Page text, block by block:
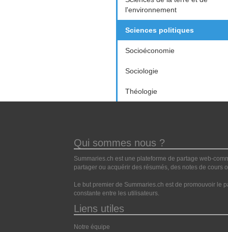
l'environnement
Sciences politiques
Socioéconomie
Sociologie
Théologie
Qui sommes nous ?
Summaries.ch est une plateforme de partage web-
partager ou acquérir des résumés, des notes de cours
Le but premier de Summaries.ch est de promouvoir le
constante entre les utilisateurs.
Liens utiles
Notre équipe